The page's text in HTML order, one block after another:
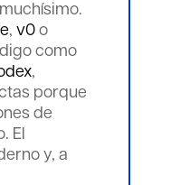
, v0o
como
,
porque
de
El
y, a